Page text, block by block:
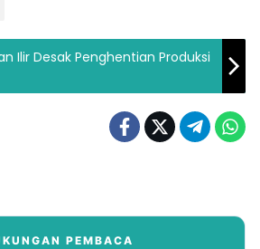
Ilir Desak Penghentian Produksi
PEMBACA